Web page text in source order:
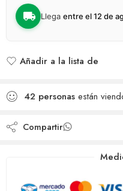
Llega entre el 12 de
Añadir a la lista de
Añadido a la lista de
deseos
42 personas están
Compartir